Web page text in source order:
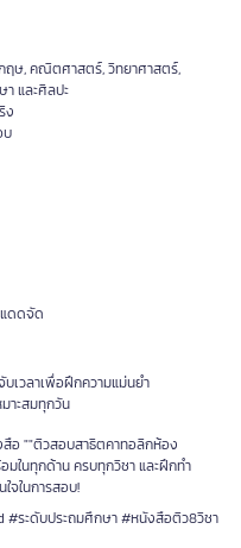
ฤษ, คณิตศาสตร์, วิทยาศาสตร์,
และศิลปะ
ง
บ
ดดจัด
บเวลาเพื่อฝึกความแม่นยำ
าะสมทุกวัน
อ ""ติวสอบสาธิตคาทอลิกห้อง
มในทุกด้าน ครบทุกวิชา และฝึกทำ
จในการสอบ!
ระดับประถมศึกษา #หนังสือติว8วิชา